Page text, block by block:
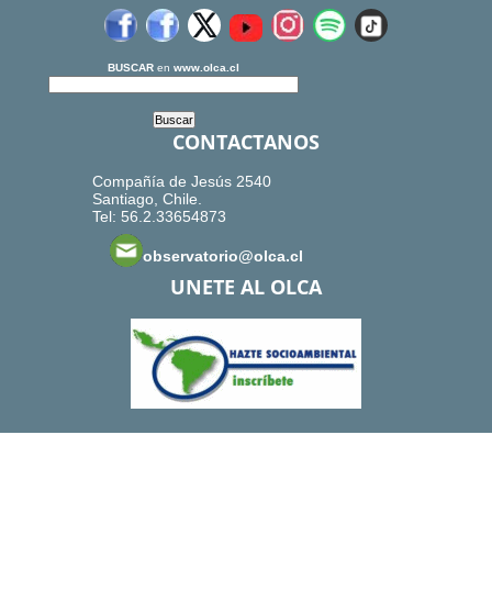
BUSCAR en www.olca.cl
CONTACTANOS
Compañía de Jesús 2540
Santiago, Chile.
Tel: 56.2.33654873
observatorio@olca.cl
UNETE AL OLCA